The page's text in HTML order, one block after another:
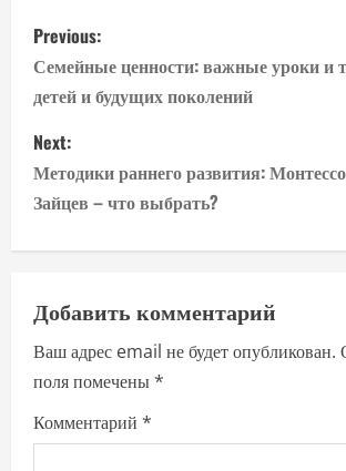
P
o
s
t
n
a
v
i
g
a
Previous:
Семейные ценности: важные уроки и
детей и будущих поколений
Next:
Методики раннего развития:
Зайцев – что выбрать?
Добавить комментарий
Ваш адрес email не будет опубликован.
поля помечены*
Комментарий *